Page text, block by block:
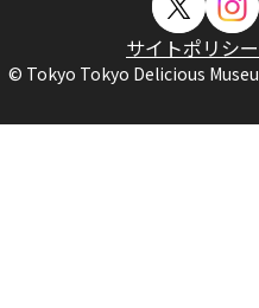
サイトポリシー
© Tokyo Tokyo Delicious